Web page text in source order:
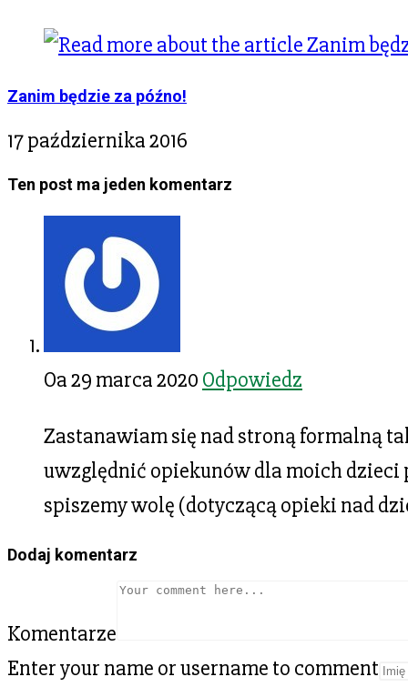
Zanim będzie za późno!
17 października 2016
Ten post ma jeden komentarz
Oa29 marca 2020 Odpowiedz
Zastanawiam się nad stroną formalną
uwzględnić opiekunów dla moich dzieci
spiszemy wolę (dotyczącą opieki nad
Dodaj komentarz
Komentarze
Enter your name or username to comment